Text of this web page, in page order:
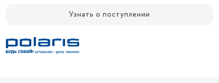
Узнать о поступлении